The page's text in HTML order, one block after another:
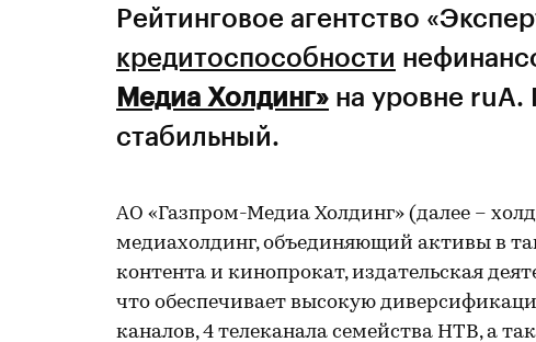
Рейтинговое агентство
кредитоспособности
Медиа Холдинг» на уровне ruA.
стабильный.
АО «Газпром-Медиа Холдинг» (далее –
медиахолдинг, объединяющий активы в
контента и кинопрокат, издательская
что обеспечивает высокую
каналов, 4 телеканала семейства НТВ, а